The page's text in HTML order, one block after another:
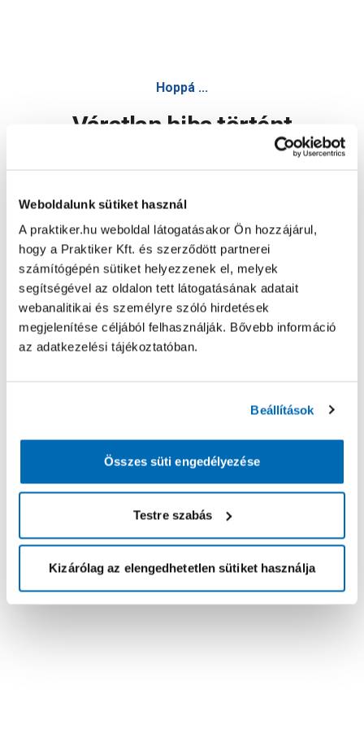
Weboldalunk sütiket használ
A praktiker.hu weboldal látogatásakor Ön hozzájárul,
hogy a Praktiker Kft. és szerződött partnerei
számítógépén sütiket helyezzenek el, melyek
segítségével az oldalon tett látogatásának adatait
webanalitikai és személyre szóló hirdetések
megjelenítése céljából felhasználják. Bővebb információ
az adatkezelési tájékoztatóban.
Beállítások
Összes süti engedélyezése
Testre szabás
Kizárólag az elengedhetetlen sütiket használja
Hoppá ...
Váratlan hiba történt
Oldal újratöltése